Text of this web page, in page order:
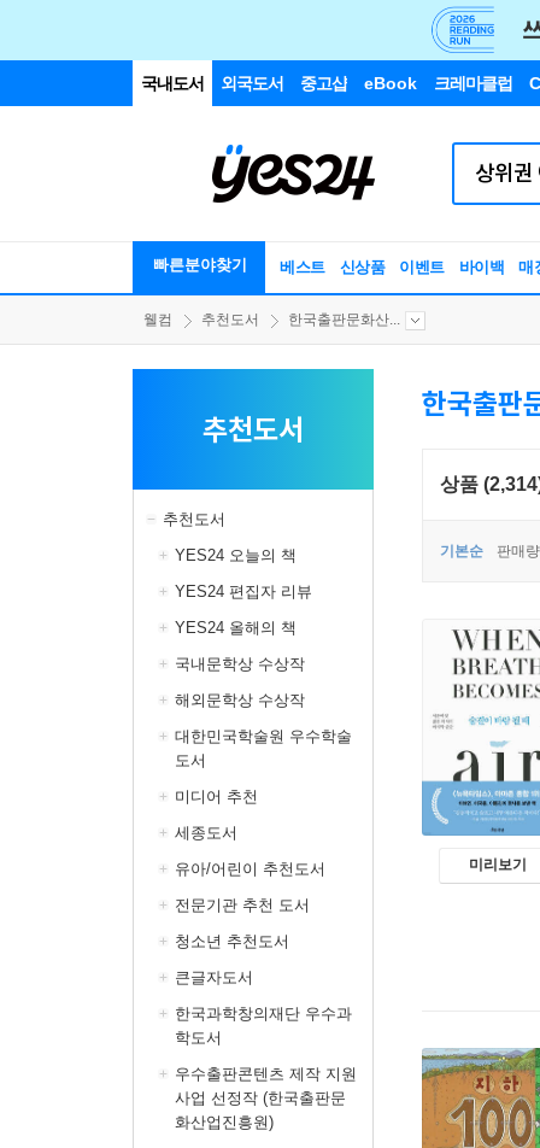
국내도서 외국도서 중고샵 eBook 크레마클럽
빠른분야찾기 베스트 신상품 이벤트 바이백 매
웰컴 추천도서 한국출판문화산...
추천도서
추천도서
YES24 오늘의 책
YES24 편집자 리뷰
YES24 올해의 책
국내문학상 수상작
해외문학상 수상작
대한민국학술원 우수학술
도서
미디어 추천
세종도서
유아/어린이 추천도서
전문기관 추천 도서
청소년 추천도서
큰글자도서
한국과학창의재단 우수과
학도서
우수출판콘텐츠 제작 지원
사업 선정작 (한국출판문
화산업진흥원)
한국출판
상품
기본순 판매
미리보기